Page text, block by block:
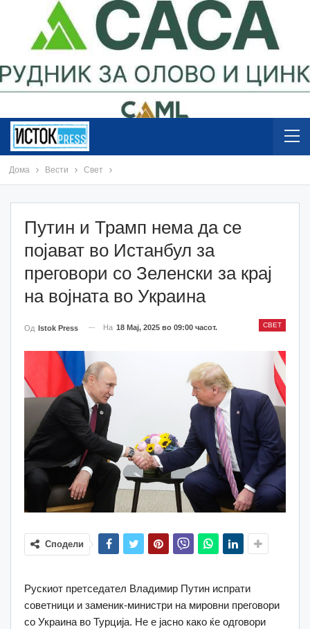
Дома Вести Свет
Путин и Трамп нема да се
појават во Истанбул за
преговори со Зеленски за крај
на војната во Украина
СВЕТ
Од Istok Press На 18 Мај, 2025 во 09:00 часот.
Сподели
Рускиот претседател Владимир Путин испрати
советници и заменик-министри на мировни преговори
со Украина во Турција. Не е јасно како ќе одговори